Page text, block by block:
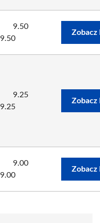
9.50
9.50
Zobacz
9.25
9.25
Zobacz
9.00
9.00
Zobacz